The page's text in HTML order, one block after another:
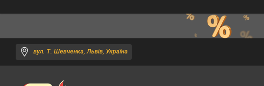
вул. Т. Шевченка, Львів, Україна